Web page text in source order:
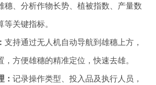
穗、分析作物长势、植被指数、产量数
关键指标。
支持通过无人机自动导航到雄穗上方，
方便雄穗的精准定位，快速去雄。
记录操作类型、投入品及执行人员，